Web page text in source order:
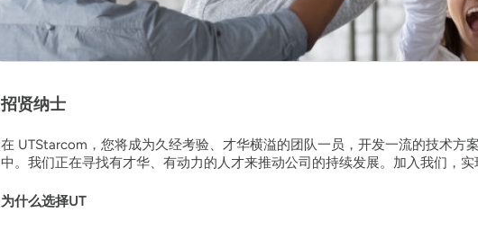
招贤纳士
在 UTStarcom，您将成为久经考验、才华横溢的团队一员，开发一流的技术方
中。我们正在寻找有才华、有动力的人才来推动公司的持续发展。加入我们，实
为什么选择UT